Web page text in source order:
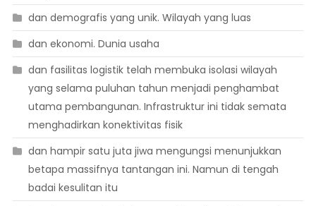
dan demografis yang unik. Wilayah yang luas
dan ekonomi. Dunia usaha
dan fasilitas logistik telah membuka isolasi wilayah
yang selama puluhan tahun menjadi penghambat
utama pembangunan. Infrastruktur ini tidak semata
menghadirkan konektivitas fisik
dan hampir satu juta jiwa mengungsi menunjukkan
betapa massifnya tantangan ini. Namun di tengah
badai kesulitan itu